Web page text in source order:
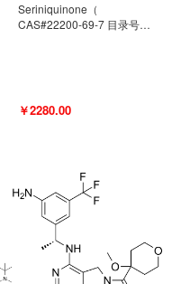
Seriniquinone（
CAS#22200-69-7 目录号
￥2280.00